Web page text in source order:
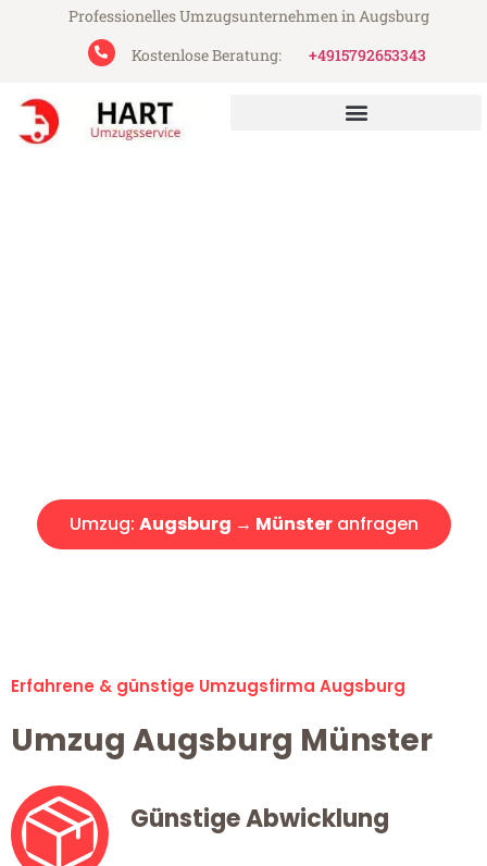
Professionelles Umzugsunternehmen in Augsburg
Kostenlose Beratung:
+4915792653343
Umzug: Augsburg → Münsteranfragen
Erfahrene & günstige Umzugsfirma Augsburg
Umzug Augsburg Münster
Günstige Abwicklung